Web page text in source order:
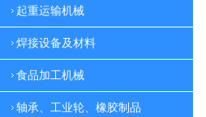
起重运输机械
焊接设备及材料
食品加工机械
轴承、工业轮、橡胶制品